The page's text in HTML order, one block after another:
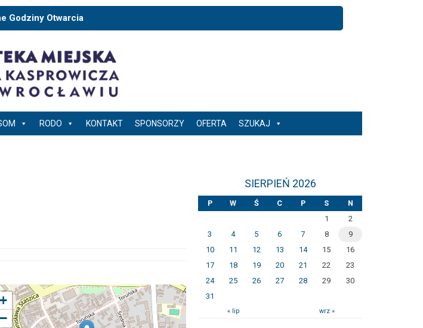
Godziny Otwarcia
RODO KONTAKT SPONSORZY OFERTA SZUKAJ
+
−
SIERPIEŃ 2026
P W Ś C P S
N
1
2
3
4 5 6 7 8
9
10
11 12 13 14 15
16
17
18 19 20 21 22
23
24
25 26 27 28 29
30
31
« lip wrz »